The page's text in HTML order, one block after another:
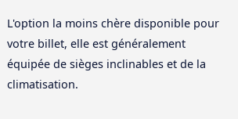
L'option la moins chère disponible pour
votre billet, elle est généralement
équipée de sièges inclinables et de la
climatisation.